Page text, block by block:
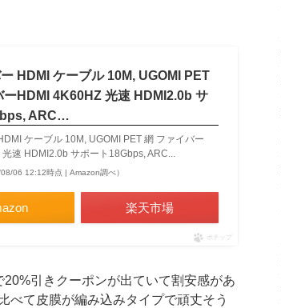
HDMI ケーブル 10M, UGOMI PET
ーHDMI 4K60HZ 光速 HDMI2.0b サ
ARC…
ケーブル 10M, UGOMI PET 網 ファイバー
速 HDMI2.0b サポート18Gbps, ARC...
08/06 12:12時点 | Amazon調べ）
楽天市場
ポチップ
引きクーポンが出ていて割安感があ
べて皮膜が編み込みタイプで頑丈そう